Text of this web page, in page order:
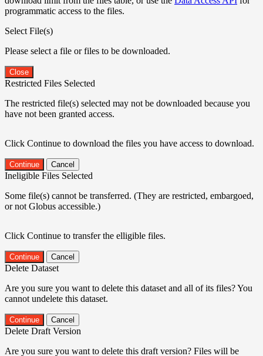
programmatic access to the files.
Select File(s)
Please select a file or files to be downloaded.
Close
Restricted Files Selected
The restricted file(s) selected may not be downloaded because you
have not been granted access.
Click Continue to download the files you have access to download.
Continue Cancel
Ineligible Files Selected
Some file(s) cannot be transferred. (They are restricted, embargoed,
or not Globus accessible.)
Click Continue to transfer the elligible files.
Continue Cancel
Delete Dataset
Are you sure you want to delete this dataset and all of its files? You
cannot undelete this dataset.
Continue Cancel
Delete Draft Version
Are you sure you want to delete this draft version? Files will be